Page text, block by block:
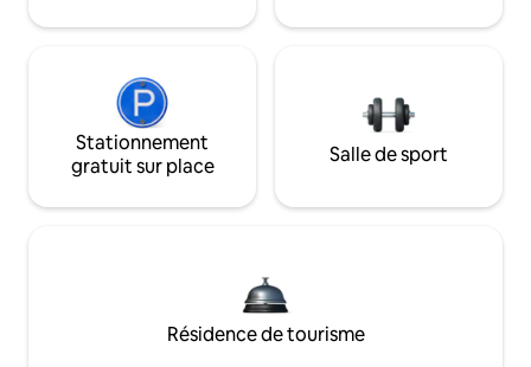
Stationnement
gratuit sur place
Salle de sport
Résidence de tourisme